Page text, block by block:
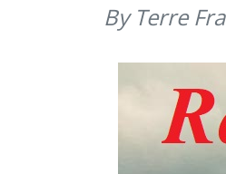
By Terre